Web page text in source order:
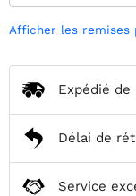
Afficher les remises
Expédié de
Délai de
Service